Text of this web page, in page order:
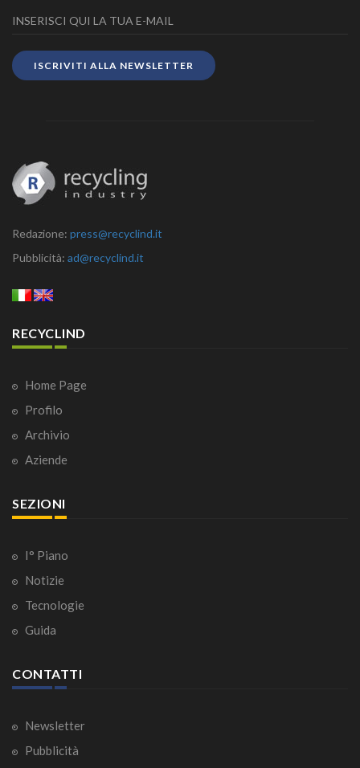
ISCRIVITI ALLA NEWSLETTER
Redazione: press@recyclind.it
Pubblicità: ad@recyclind.it
RECYCLIND
Home Page
Profilo
Archivio
Aziende
SEZIONI
I° Piano
Notizie
Tecnologie
Guida
CONTATTI
Newsletter
Pubblicità